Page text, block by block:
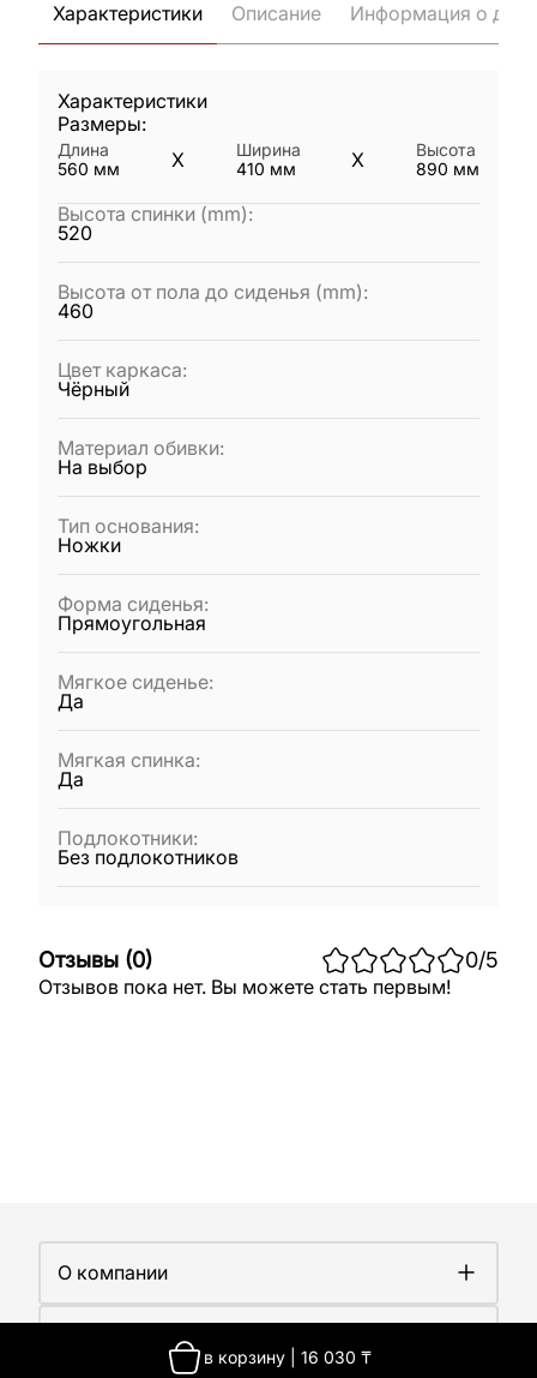
в корзину 16 030 ₸
Характеристики Описание Информация о
Характеристики
Размеры:
Длина
560 мм X
Ширина
410 мм X
Высота
890 мм
Высота спинки (mm):
520
Высота от пола до сиденья (mm):
460
Цвет каркаса:
Чёрный
Материал обивки:
На выбор
Тип основания:
Ножки
Форма сиденья:
Прямоугольная
Мягкое сиденье:
Да
Мягкая спинка:
Да
Подлокотники:
Без подлокотников
Отзывы (0) 0/5
Отзывов пока нет. Вы можете стать первым!
О компании
Покупателям